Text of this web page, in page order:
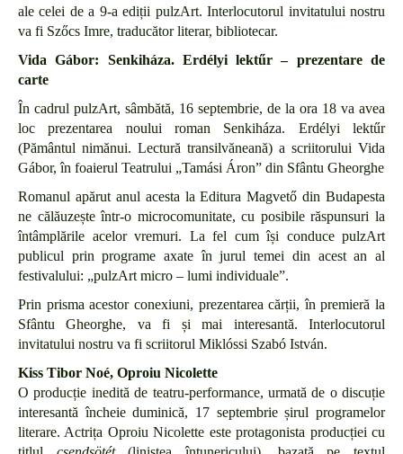
ale celei de a 9-a ediții pulzArt. Interlocutorul invitatului nostru
va fi Szőcs Imre, traducător literar, bibliotecar.
Vida Gábor: Senkiháza. Erdélyi lektűr– prezentare de
carte
În cadrul pulzArt, sâmbătă, 16 septembrie, de la ora 18 va avea
loc prezentarea noului roman Senkiháza. Erdélyi lektűr
(Pământul nimănui. Lectură transilvăneană) a scriitorului Vida
Gábor, în foaierul Teatrului „Tamási Áron” din Sfântu Gheorghe
Romanul apărut anul acesta la Editura Magvető din Budapesta
ne călăuzește într-o microcomunitate, cu posibile răspunsuri la
întâmplările acelor vremuri. La fel cum își conduce pulzArt
publicul prin programe axate în jurul temei din acest an al
festivalului: „pulzArt micro – lumi individuale”.
Prin prisma acestor conexiuni, prezentarea cărții, în premieră la
Sfântu Gheorghe, va fi și mai interesantă. Interlocutorul
invitatului nostru va fi scriitorul Miklóssi Szabó István.
Kiss Tibor Noé, Oproiu Nicolette
O producție inedită de teatru-performance, urmată de o discuție
interesantă încheie duminică, 17 septembrie șirul programelor
literare. Actrița Oproiu Nicolette este protagonista producției cu